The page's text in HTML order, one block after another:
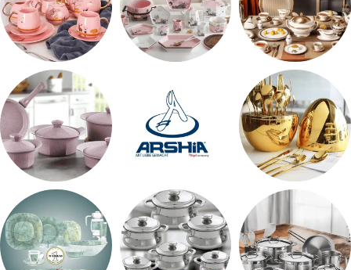
طقم سفره شاي بالجاتوه
ARSHiA حلل جرانيت